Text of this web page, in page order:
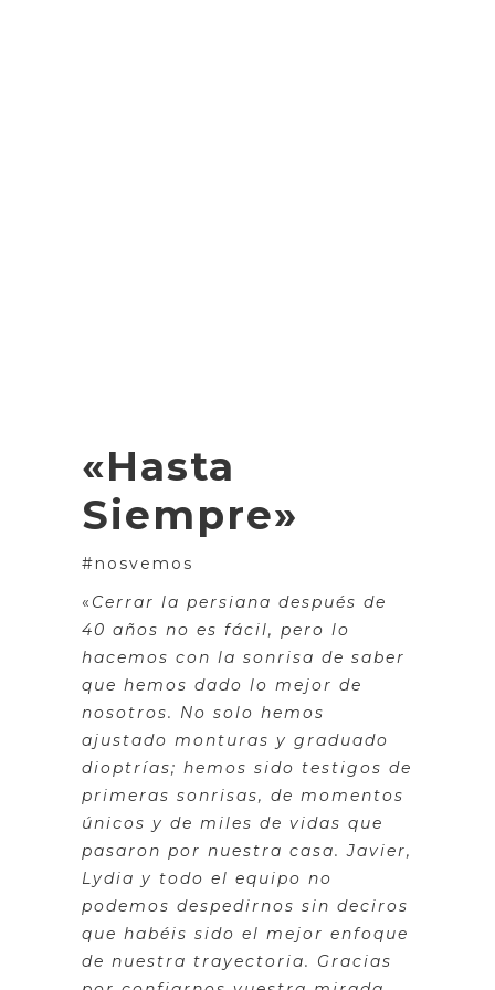
«Hasta
Siempre»
#nosvemos
« Cerrar la persiana después de
40 años no es fácil, pero lo
hacemos con la sonrisa de saber
que hemos dado lo mejor de
nosotros. No solo hemos
ajustado monturas y graduado
dioptrías; hemos sido testigos de
primeras sonrisas, de momentos
únicos y de miles de vidas que
pasaron por nuestra casa. Javier,
Lydia y todo el equipo no
podemos despedirnos sin deciros
que habéis sido el mejor enfoque
de nuestra trayectoria. Gracias